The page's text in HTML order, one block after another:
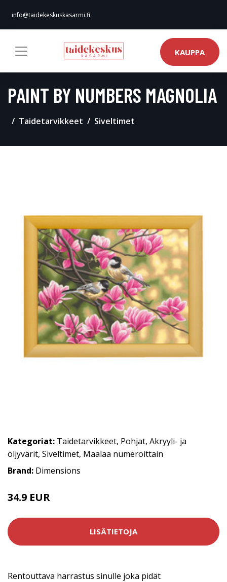
info@taidekeskuskasarmi.fi
KAUPPA
PAINT BY NUMBERS MAGNOLIA
Taidetarvikkeet Siveltimet
Kategoriat: Taidetarvikkeet, Pohjat, Akryyli- ja
öljyvärit, Siveltimet, Maalaa numeroittain
Brand: Dimensions
34.9 EUR
LISÄTIETOJA
Rentouttava harrastus sinulle joka pidät